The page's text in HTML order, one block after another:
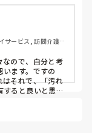
に消毒なども必要
サービス, 訪問介護,
なので、自分と考
ます。ですの
はそれで、「汚れ
ると良いと思い